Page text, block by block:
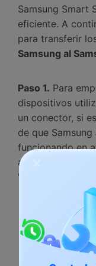
Samsung Smart
eficiente.󠀲󠀡󠀤󠀥󠀠󠀤󠀡󠀧󠀢󠀳󠀰 A
para transferir
Samsung al
Paso 1. Para
dispositivos
un conector, si
de que
funcionando en
antiguo, toca
"Cable" para